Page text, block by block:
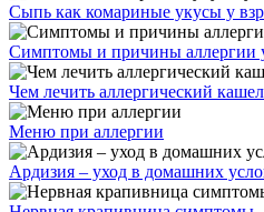
Сыпь как комариные укусы у
Симптомы и причины аллергии
Чем лечить аллергический
Меню при аллергии
Ардизия – уход в домашних